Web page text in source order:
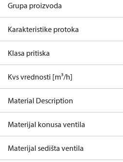
Grupa proizvoda
Karakteristike protoka
Klasa pritiska
Kvs vrednosti [m³/h]
Material Description
Materijal konusa ventila
Materijal sedišta ventila